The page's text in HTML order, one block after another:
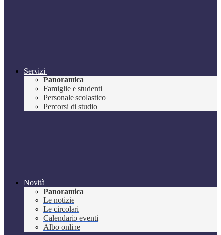
Servizi
Panoramica
Famiglie e studenti
Personale scolastico
Percorsi di studio
Novità
Panoramica
Le notizie
Le circolari
Calendario eventi
Albo online